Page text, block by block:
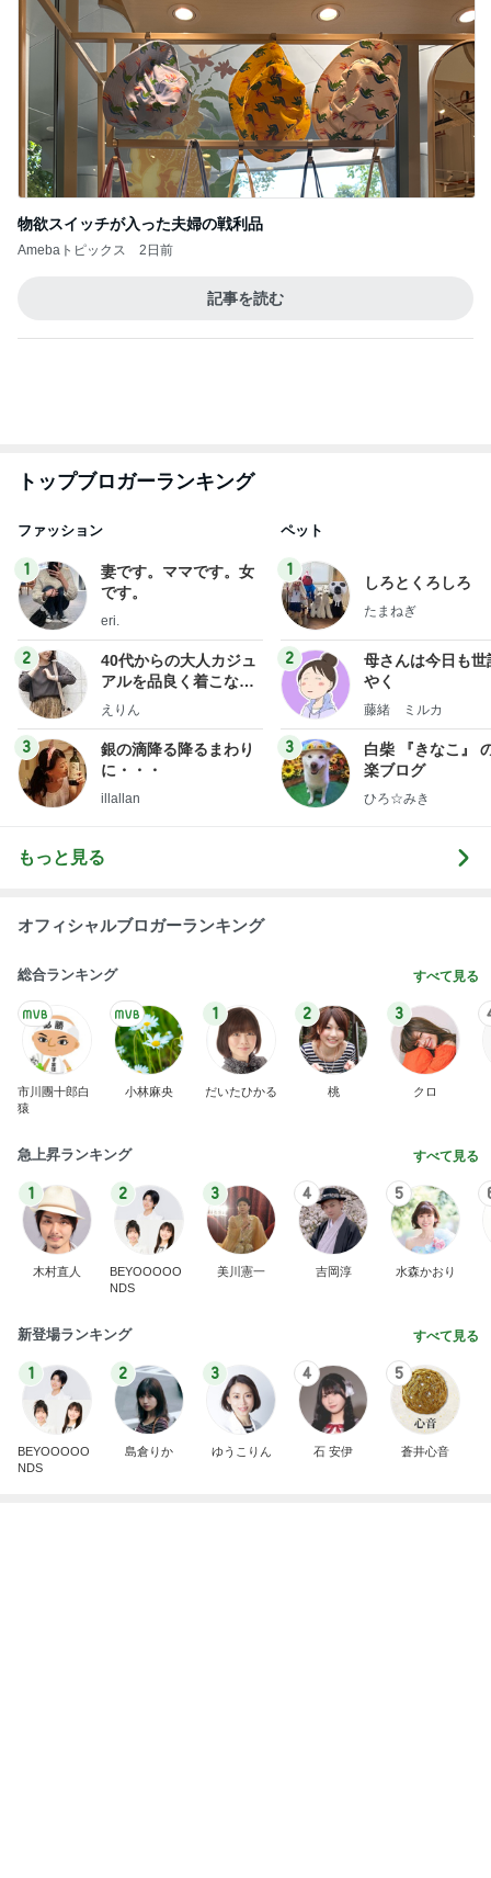
物欲スイッチが入った夫婦の戦利品
Amebaトピックス 2日前
記事を読む
トップブロガーランキング
ファッション
1
妻です。ママです。女
です。
eri.
2
40代からの大人カジュ
アルを品良く着こなす
ファッションブログ
えりん
3
銀の滴降る降るまわり
に・・・
illallan
ペット
1
しろとくろしろ
たまねぎ
2
母さんは今日も世
やく
藤緒 ミルカ
3
白柴 『きなこ』
楽ブログ
ひろ☆みき
もっと見る
オフィシャルブロガーランキング
総合ランキング すべて見る
市川團十郎白
猿
小林麻央
1
だいたひかる
2
桃
3
クロ
急上昇ランキング すべて見る
1
木村直人
2
BEYOOOOO
NDS
3
美川憲一
4
吉岡淳
5
水森かおり
新登場ランキング すべて見る
1
BEYOOOOO
NDS
2
島倉りか
3
ゆうこりん
4
石 安伊
5
蒼井心音